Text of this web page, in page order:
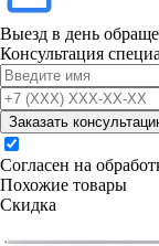
Выезд в день
Консультация
Заказать
Согласен на
Похожие товары
Скидка